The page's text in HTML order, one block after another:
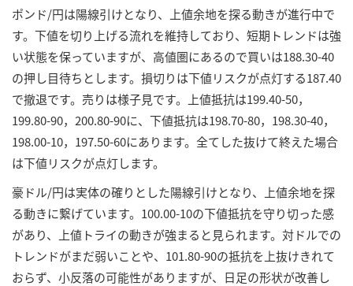
ポンド/円は陽線引けとなり、上値余地を探る動きが進行中で
す。下値を切り上げる流れを維持しており、短期トレンドは強
い状態を保っていますが、高値圏にあるので買いは188.30-40
の押し目待ちとします。損切りは下値リスクが点灯する187.40
で撤退です。売りは様子見です。上値抵抗は199.40-50，
199.80-90，200.80-90に、下値抵抗は198.70-80，198.30-40，
198.00-10，197.50-60にあります。全てした抜けて終えた場合
は下値リスクが点灯します。
豪ドル/円は実体の確りとした陽線引けとなり、上値余地を探
る動きに繋げています。100.00-10の下値抵抗を守り切った感
があり、上値トライの動きが強まると見られます。対ドルでの
トレンドがまだ弱いことや、101.80-90の抵抗を上抜けきれて
おらず、小反落の可能性がありますが、日足の形状が改善し